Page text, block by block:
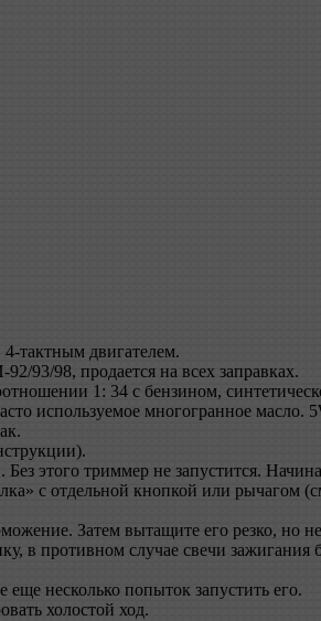
тактным двигателем.
93/98, продается на всех заправках.
1: 34 с бензином,
используемое многогранное
этого триммер не запустится.
с отдельной кнопкой или рычагом
Затем вытащите его резко, но
в противном случае свечи
еще несколько попыток запустить его.
холостой ход.